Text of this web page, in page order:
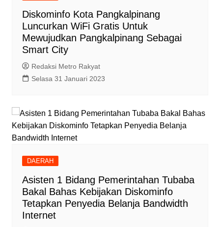
Diskominfo Kota Pangkalpinang
Luncurkan WiFi Gratis Untuk
Mewujudkan Pangkalpinang Sebagai
Smart City
Redaksi Metro Rakyat
Selasa 31 Januari 2023
DAERAH
Asisten 1 Bidang Pemerintahan Tubaba
Bakal Bahas Kebijakan Diskominfo
Tetapkan Penyedia Belanja Bandwidth
Internet